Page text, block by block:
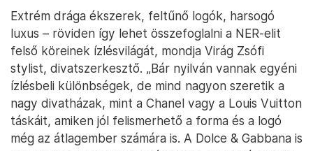
Extrém drága ékszerek, feltűnő logók, harsogó
luxus – röviden így lehet összefoglalni a NER-elit
felső köreinek ízlésvilágát, mondja Virág Zsófi
stylist, divatszerkesztő. „Bár nyilván vannak egyéni
ízlésbeli különbségek, de mind nagyon szeretik a
nagy divatházak, mint a Chanel vagy a Louis Vuitton
táskáit, amiken jól felismerhető a forma és a logó
még az átlagember számára is. A Dolce & Gabbana is